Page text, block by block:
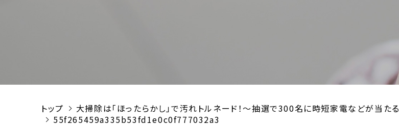
トップ
大掃除は「ほったらかし」で汚れトルネード！～抽選で300名に時短家電などが当た
55f265459a335b53fd1e0c0f777032a3